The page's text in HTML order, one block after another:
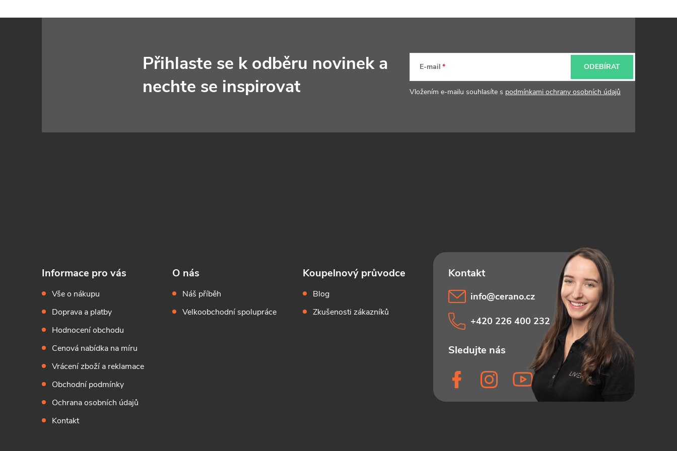
u
Přihlaste se k odběru novineka
nechte se inspirovat
E-mail
Vložením e-mailu souhlasíte s podmínkami ochrany osobních údajů
ODEBÍRAT
Informace pro vás
Vše o nákupu
Doprava a platby
Hodnocení obchodu
Cenová nabídka na míru
Vrácení zboží a reklamace
Obchodní podmínky
Ochrana osobních údajů
Kontakt
O nás
Náš příběh
Velkoobchodní spolupráce
Koupelnový průvodce
Blog
Zkušenosti zákazníků
info@cerano.cz
+420 226 400 232